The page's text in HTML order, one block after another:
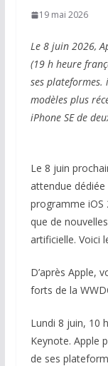
19 mai 2026
Le 8 juin 2026,
(19 h heure
ses plateformes.
modèles plus
iPhone SE de
Le 8 juin
attendue dédiée
programme iOS
que de
artificielle. Voici
D’après Apple,
forts de la
Lundi 8 juin, 10
Keynote. Apple
de ses